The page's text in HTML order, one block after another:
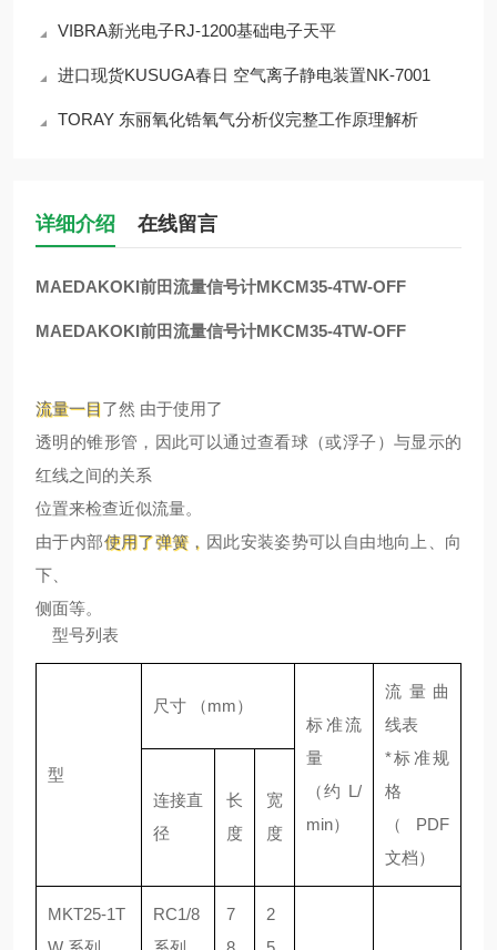
VIBRA新光电子RJ-1200基础电子天平
进口现货KUSUGA春日 空气离子静电装置NK-7001
TORAY 东丽氧化锆氧气分析仪完整工作原理解析
详细介绍 在线留言
MAEDAKOKI前田流量信号计MKCM35-4TW-OFF
MAEDAKOKI前田流量信号计MKCM35-4TW-OFF
流量一目了然 由于使用了
透明的锥形管，因此可以通过查看球（或浮子）与显示的
红线之间的关系
位置来检查近似流量。
由于内部使用了弹簧， 因此安装姿势可以自由地向上、向
下、
侧面等。
型号列表
型
尺寸 （mm）
标准流
量
（约 L/
min）
流量曲
线表
*标准规
格
（PDF
文档）
连接直
径
长
度
宽
度
MKT25-1T
RC1/8
7
2